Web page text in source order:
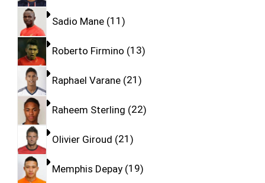
Sadio Mane 11
Roberto Firmino 13
Raphael Varane 21
Raheem Sterling 22
Olivier Giroud 21
Memphis Depay 19